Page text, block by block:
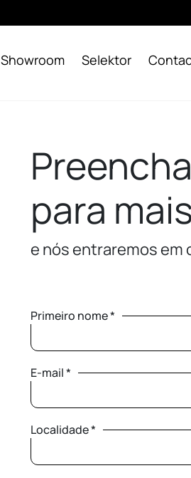
Showroom Selektor
para
e nós entraremos em
Primeiro nome *
E-mail *
Localidade *